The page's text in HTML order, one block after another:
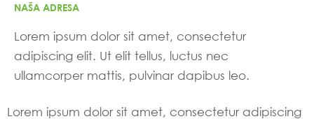
NAŠA ADRESA
Lorem ipsum dolor sit amet, consectetur
adipiscing elit. Ut elit tellus, luctus nec
ullamcorper mattis, pulvinar dapibus leo.
Lorem ipsum dolor sit amet, consectetur adipiscing